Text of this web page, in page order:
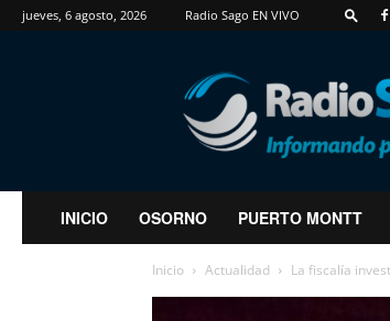
jueves, 6 agosto, 2026 Radio Sago EN VIVO
RadioSago
INICIO OSORNO PUERTO MONTT
Inicio Actualidad La fiscalía